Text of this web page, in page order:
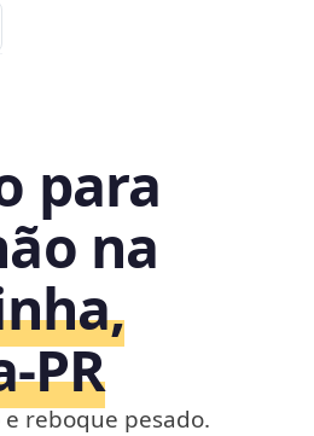
para
na
reboque pesado.